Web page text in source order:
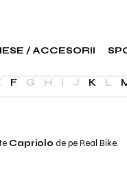
/ ACCESORII
F G H I J K L
Capriolo de pe Real Bike.